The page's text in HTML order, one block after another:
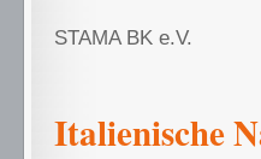
STAMA BK e.V.
Italienische